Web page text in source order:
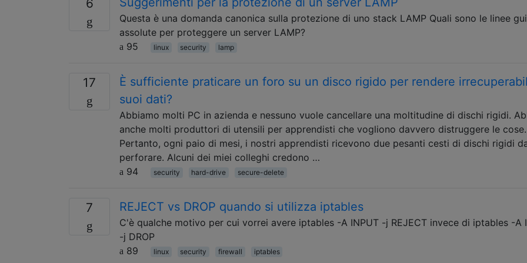
6
Questa è una domanda canonica sulla protezione di uno stack LAMP Quali sono le linee
assolute per proteggere un server LAMP?
95
linux security lamp
17
È sufficiente praticare un foro su un disco rigido per rendere
suoi dati?
Abbiamo molti PC in azienda e nessuno vuole cancellare una moltitudine di dischi rigidi.
anche molti produttori di utensili per apprendisti che vogliono davvero distruggere le cose.
Pertanto, ogni paio di mesi, i nostri apprendisti ricevono due pesanti cesti di dischi rigidi
perforare. Alcuni dei miei colleghi credono …
94
security hard-drive secure-delete
7 REJECT vs DROP quando si utilizza iptables
C'è qualche motivo per cui vorrei avere iptables -A INPUT -j REJECT invece di iptables -A
-j DROP
89
linux security firewall iptables